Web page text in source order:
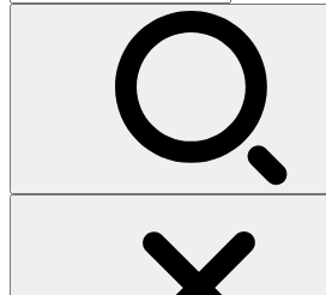
索: